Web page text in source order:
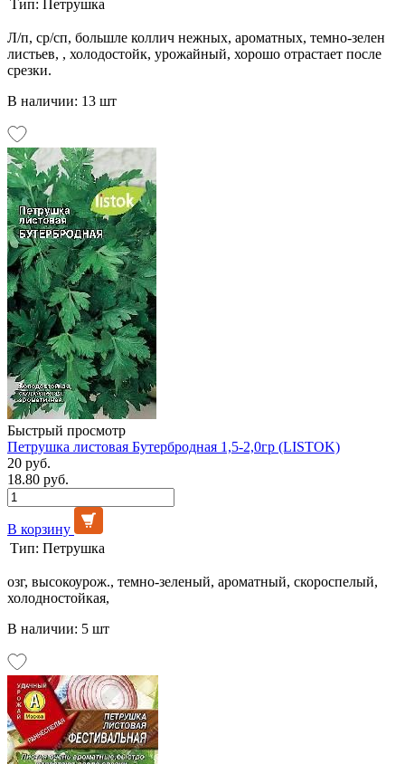
Тип: Петрушка
Л/п, ср/сп, большле коллич нежных, ароматных, темно-зелен
листьев, , холодостойк, урожайный, хорошо отрастает после
срезки.
В наличии: 13 шт
Быстрый просмотр
Петрушка листовая Бутербродная 1,5-2,0гр (LISTOK)
20 руб.
18.80 руб.
В корзину
Тип: Петрушка
озг, высокоурож., темно-зеленый, ароматный, скороспелый,
холодностойкая,
В наличии: 5 шт